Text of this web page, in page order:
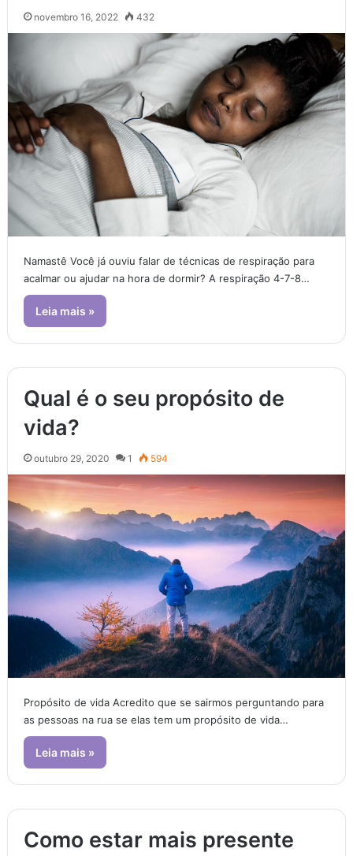
novembro 16, 2022 432
Namastê Você já ouviu falar de técnicas de respiração para
acalmar ou ajudar na hora de dormir? A respiração 4-7-8…
Leia mais »
Qual é o seu propósito de
vida?
outubro 29, 2020 1 594
Propósito de vida Acredito que se sairmos perguntando para
as pessoas na rua se elas tem um propósito de vida…
Leia mais »
Como estar mais presente